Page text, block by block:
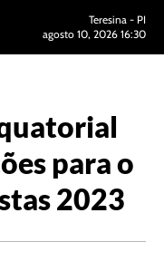
Teresina - PI
agosto 10, 2026 16:30
para o
2023